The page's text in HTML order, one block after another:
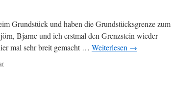
Grundstück und haben die Grundstücksgrenze zum
Bjarne und ich erstmal den Grenzstein wieder
mal sehr breit gemacht … Weiterlesen →